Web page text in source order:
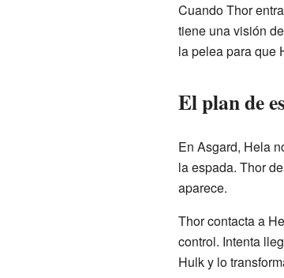
Cuando Thor
tiene una visión
la pelea para que
El plan de
En Asgard, Hela
la espada. Thor
aparece.
Thor contacta a
control. Intenta
Hulk y lo